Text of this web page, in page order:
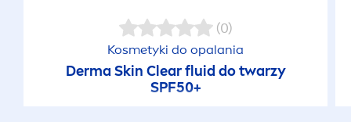
(0)
Kosmetyki do opalania
DermaSkin Clear fluid do twarzy
SPF50+